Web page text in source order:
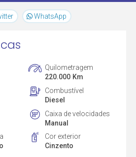
WhatsApp
Quilometragem
220.000 Km
Combustível
Diesel
Caixa de velocidades
Manual
Cor exterior
Cinzento